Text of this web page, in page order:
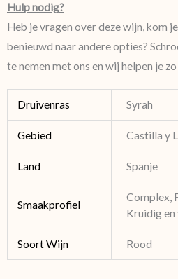
Hulp nodig?
Heb je vragen over deze wijn, kom
benieuwd naar andere opties?
te nemen met ons en wij helpen je
Druivenras Syrah
Gebied Castilla y
Land Spanje
Smaakprofiel
Complex,
Kruidig
Soort Wijn Rood